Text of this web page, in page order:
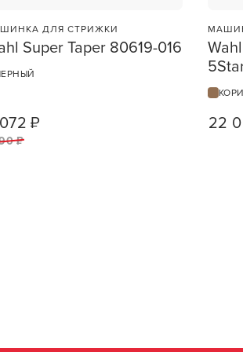
ДЛЯ СТРИЖКИ
Super Taper 80619-016
₽
₽
22